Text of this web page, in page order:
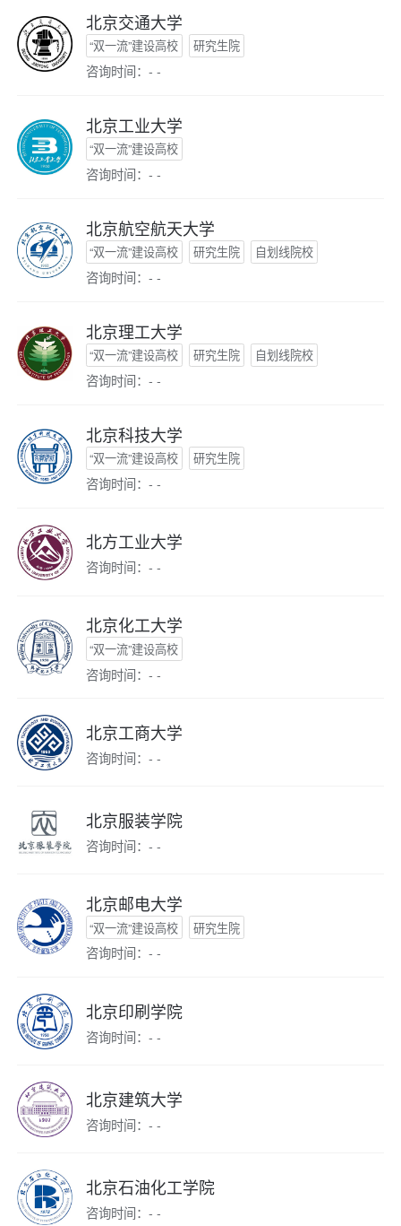
北京交通大学
“双一流”建设高校 研究生院
咨询时间：- -
北京工业大学
“双一流”建设高校
咨询时间：- -
北京航空航天大学
“双一流”建设高校 研究生院 自划线院校
咨询时间：- -
北京理工大学
“双一流”建设高校 研究生院 自划线院校
咨询时间：- -
北京科技大学
“双一流”建设高校 研究生院
咨询时间：- -
北方工业大学
咨询时间：- -
北京化工大学
“双一流”建设高校
咨询时间：- -
北京工商大学
咨询时间：- -
北京服装学院
咨询时间：- -
北京邮电大学
“双一流”建设高校 研究生院
咨询时间：- -
北京印刷学院
咨询时间：- -
北京建筑大学
咨询时间：- -
北京石油化工学院
咨询时间：- -